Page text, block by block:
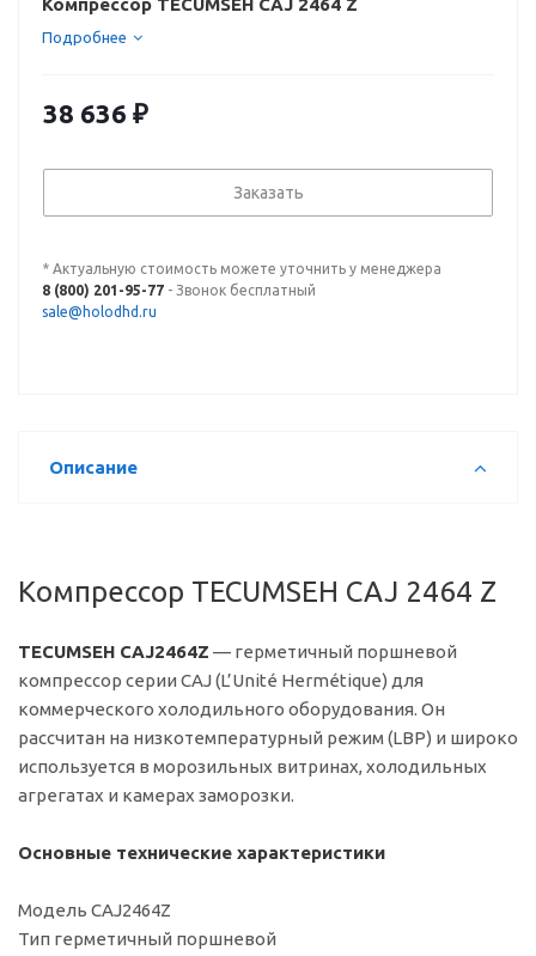
Компрессор TECUMSEH CAJ 2464 Z
Подробнее
38 636 ₽
Заказать
* Актуальную стоимость можете уточнить у менеджера
8 (800) 201-95-77 - Звонок бесплатный
sale@holodhd.ru
Описание
Компрессор TECUMSEH CAJ 2464 Z
TECUMSEH CAJ2464Z — герметичный поршневой
компрессор серии CAJ (L’Unité Hermétique) для
коммерческого холодильного оборудования. Он
рассчитан на низкотемпературный режим (LBP) и широко
используется в морозильных витринах, холодильных
агрегатах и камерах заморозки.
Основные технические характеристики
Модель CAJ2464Z
Тип герметичный поршневой